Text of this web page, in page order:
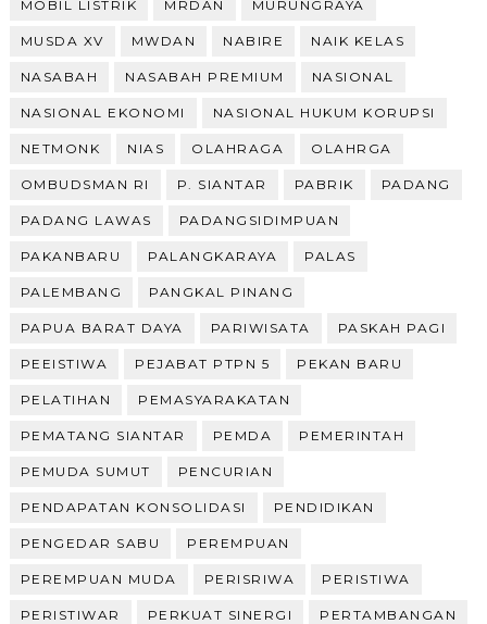
MOBIL LISTRIK MRDAN MURUNGRAYA
MUSDA XV MWDAN NABIRE NAIK KELAS
NASABAH NASABAH PREMIUM NASIONAL
NASIONAL EKONOMI NASIONAL HUKUM KORUPSI
NETMONK NIAS OLAHRAGA OLAHRGA
OMBUDSMAN RI P. SIANTAR PABRIK PADANG
PADANG LAWAS PADANGSIDIMPUAN
PAKANBARU PALANGKARAYA PALAS
PALEMBANG PANGKAL PINANG
PAPUA BARAT DAYA PARIWISATA PASKAH PAGI
PEEISTIWA PEJABAT PTPN 5 PEKAN BARU
PELATIHAN PEMASYARAKATAN
PEMATANG SIANTAR PEMDA PEMERINTAH
PEMUDA SUMUT PENCURIAN
PENDAPATAN KONSOLIDASI PENDIDIKAN
PENGEDAR SABU PEREMPUAN
PEREMPUAN MUDA PERISRIWA PERISTIWA
PERISTIWAR PERKUAT SINERGI PERTAMBANGAN